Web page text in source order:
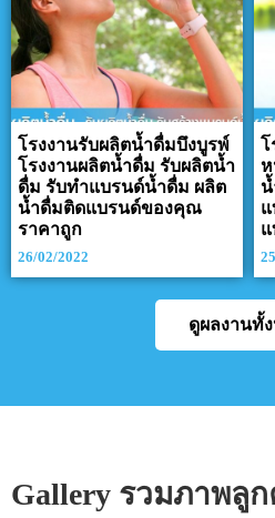
โรงงานรับผลิตน้ำดื่มบึงบูรพ์
โรงงานผลิตน้ำดื่ม รับผลิตน้ำ
ดื่ม รับทำแบรนด์น้ำดื่ม ผลิต
น้ำดื่มติดแบรนด์ของคุณ
ราคาถูก
26/02/2022
โ
ห
ดูผลงานทั้
Gallery รวมภาพลู